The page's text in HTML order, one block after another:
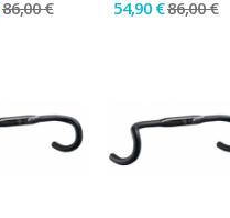
86,00 €
54,90 €86,00 €